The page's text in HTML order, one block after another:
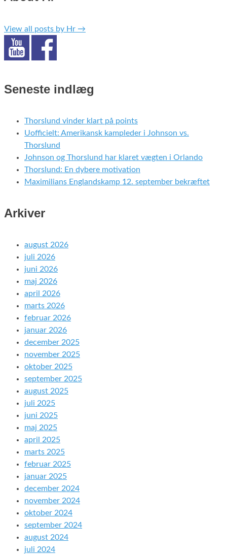
View all posts by Hr →
Seneste indlæg
Thorslund vinder klart på points
Uofficielt: Amerikansk kampleder i Johnson vs.
Thorslund
Johnson og Thorslund har klaret vægten i Orlando
Thorslund: En dybere motivation
Maximilians Englandskamp 12. september bekræftet
Arkiver
august 2026
juli 2026
juni 2026
maj 2026
april 2026
marts 2026
februar 2026
januar 2026
december 2025
november 2025
oktober 2025
september 2025
august 2025
juli 2025
juni 2025
maj 2025
april 2025
marts 2025
februar 2025
januar 2025
december 2024
november 2024
oktober 2024
september 2024
august 2024
juli 2024